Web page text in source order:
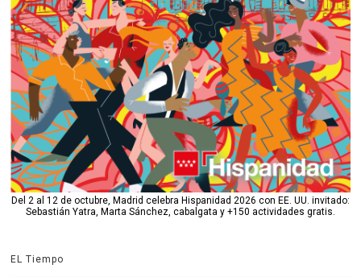
Del 2 al 12 de octubre, Madrid celebra Hispanidad 2026 con EE. UU. invitado:
Sebastián Yatra, Marta Sánchez, cabalgata y +150 actividades gratis.
EL Tiempo